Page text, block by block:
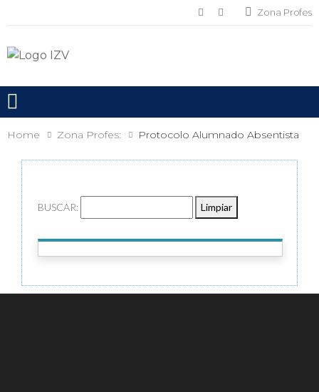
Zona Profes
Toggle mobile menu
Home Zona Profes: Protocolo Alumnado Absentista
BUSCAR: Limpiar